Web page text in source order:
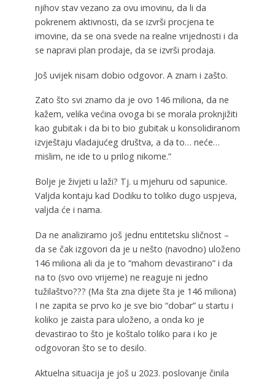
njihov stav vezano za ovu imovinu, da li da
pokrenem aktivnosti, da se izvrši procjena te
imovine, da se ona svede na realne vrijednosti i da
se napravi plan prodaje, da se izvrši prodaja.
Još uvijek nisam dobio odgovor. A znam i zašto.
Zato što svi znamo da je ovo 146 miliona, da ne
kažem, velika većina ovoga bi se morala proknjižiti
kao gubitak i da bi to bio gubitak u konsolidiranom
izvještaju vladajućeg društva, a da to… neće…
mislim, ne ide to u prilog nikome.”
Bolje je živjeti u laži? Tj. u mjehuru od sapunice.
Valjda kontaju kad Dodiku to toliko dugo uspjeva,
valjda će i nama.
Da ne analiziramo još jednu entitetsku sličnost –
da se čak izgovori da je u nešto (navodno) uloženo
146 miliona ali da je to “mahom devastirano” i da
na to (svo ovo vrijeme) ne reaguje ni jedno
tužilaštvo??? (Ma šta zna dijete šta je 146 miliona)
I ne zapita se prvo ko je sve bio “dobar” u startu i
koliko je zaista para uloženo, a onda ko je
devastirao to što je koštalo toliko para i ko je
odgovoran što se to desilo.
Aktuelna situacija je još u 2023. poslovanje činila